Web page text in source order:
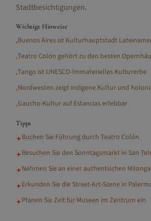
Stadtbesichtigungen.
Wichtige Hinweise
•Buenos Aires ist Kulturhauptstadt
•Teatro Colón gehört zu den besten
•Tango ist UNESCO-Immaterielles Kulturerbe
•Nordwesten zeigt indigene Kultur und
•Gaucho-Kultur auf Estancias erlebbar
Tipps
✦Buchen Sie Führung durch Teatro Colón
✦Besuchen Sie den Sonntagsmarkt in San
✦Nehmen Sie an einer authentischen
✦Erkunden Sie die Street-Art-Szene in
✦Planen Sie Zeit für Museen im Zentrum ein